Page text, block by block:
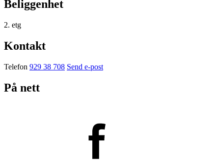
Beliggenhet
2. etg
Kontakt
Telefon 929 38 708 Send e-post
På nett